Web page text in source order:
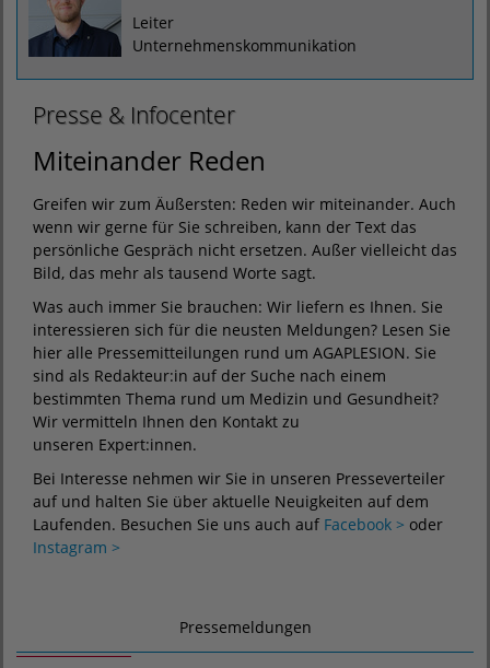
Leiter
Unternehmenskommunikation
Presse & Infocenter
Miteinander Reden
Greifen wir zum Äußersten: Reden wir miteinander. Auch
wenn wir gerne für Sie schreiben, kann der Text das
persönliche Gespräch nicht ersetzen. Außer vielleicht das
Bild, das mehr als tausend Worte sagt.
Was auch immer Sie brauchen: Wir liefern es Ihnen. Sie
interessieren sich für die neusten Meldungen? Lesen Sie
hier alle Pressemitteilungen rund um AGAPLESION. Sie
sind als Redakteur:in auf der Suche nach einem
bestimmten Thema rund um Medizin und Gesundheit?
Wir vermitteln Ihnen den Kontakt zu
unseren Expert:innen.
Bei Interesse nehmen wir Sie in unseren Presseverteiler
auf und halten Sie über aktuelle Neuigkeiten auf dem
Laufenden. Besuchen Sie uns auch auf Facebook > oder
Instagram >
Pressemeldungen